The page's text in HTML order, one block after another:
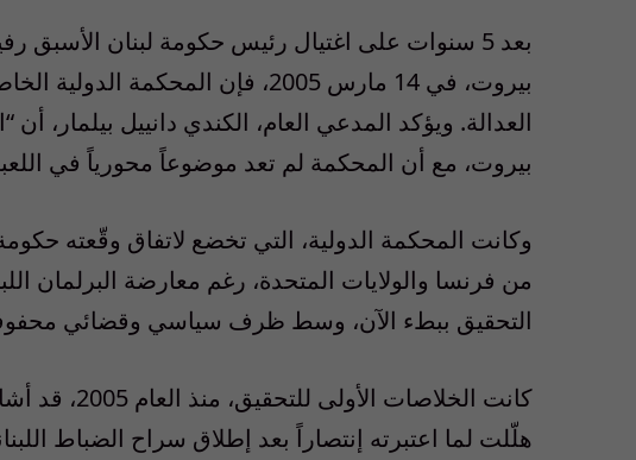
بعد 5 سنوات على اغتيال رئيس حكومة لبنان
بيروت، في 14 مارس 2005، فإن
العدالة. ويؤكد المدعي العام، الكندي دانييل بيلمار،
بيروت، مع أن المحكمة لم تعد موضوعاً محورياً في اللعبة
من فرنسا والولايات المتحدة، رغم معارضة البرلمان
التحقيق ببطء الآن، وسط ظرف سياسي وقضائي
كانت
هلّلت لما اعتبرته إنتصاراً بعد إطلاق سراح الضباط